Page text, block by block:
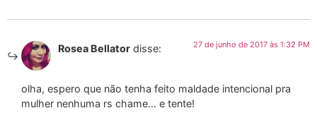
Rosea Bellator disse: 27 de junho de 2017 às 1:32 PM
olha, espero que não tenha feito maldade intencional pra
mulher nenhuma rs chame… e tente!